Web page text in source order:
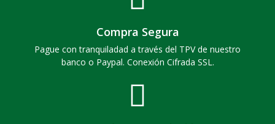
Compra Segura
Pague con tranquiladad a través del TPV de nuestro
banco o Paypal. Conexión Cifrada SSL.